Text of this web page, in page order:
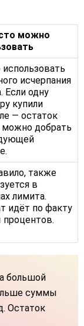
можно
исчерпания
Если одну
купили
— остаток
можно добрать
также
в
лимита.
идёт по факту
процентов.
большой
суммы
Остаток